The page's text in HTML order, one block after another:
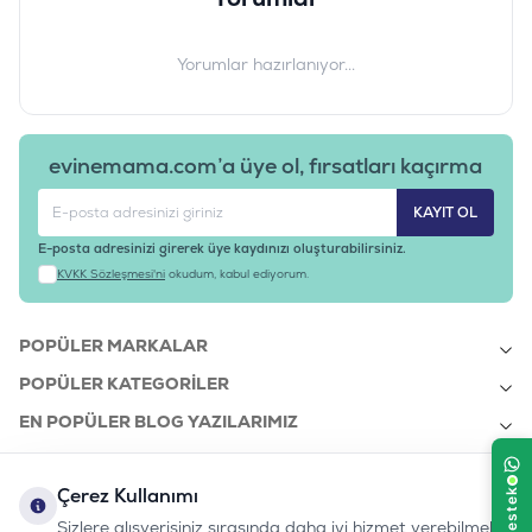
Tedarikçi Ürün Kodu
: 135-12
Yorumlar hazırlanıyor...
evinemama.com’a üye ol, fırsatları kaçırma
KAYIT OL
E-posta adresinizi girerek üye kaydınızı oluşturabilirsiniz.
KVKK Sözleşmesi'ni okudum, kabul ediyorum.
POPÜLER MARKALAR
POPÜLER KATEGORILER
EN POPÜLER BLOG YAZILARIMIZ
KURUMSAL
Çerez Kullanımı
Sizlere alışverişiniz sırasında daha iyi hizmet verebilmek